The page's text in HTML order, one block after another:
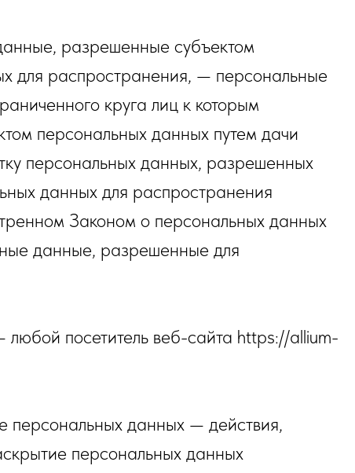
разрешенные субъектом
для распространения, — персональные
круга лиц к которым
персональных данных путем дачи
персональных данных, разрешенных
данных для распространения
Законом о персональных данных
данные, разрешенные для
любой посетитель веб-сайта https://allium-
персональных данных — действия,
персональных данных